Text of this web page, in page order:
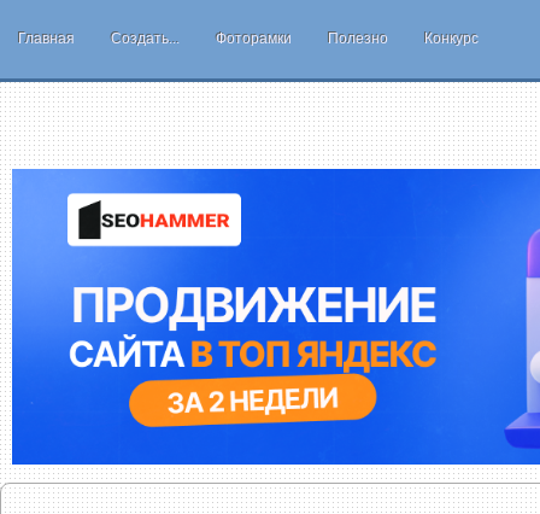
Главная Создать... Фоторамки Полезно Конкурс